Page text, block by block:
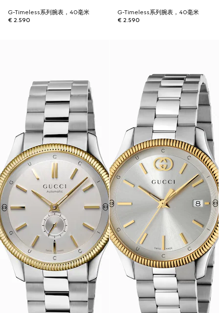
G-Timeless系列腕表，40毫米
€ 2.590
G-Timeless系列腕表，40毫米
€ 2.590